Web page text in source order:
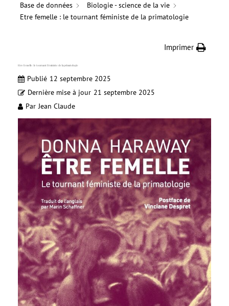
Base de données
Biologie - science de la vie
Etre femelle : le tournant féministe de la primatologie
Imprimer
Etre femelle : le tournant féministe de la primatologie
Publié 12 septembre 2025
Dernière mise à jour 21 septembre 2025
Par Jean Claude